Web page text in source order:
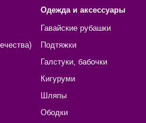
Одежда и аксессуары
Гавайские рубашки
Подтяжки
Галстуки, бабочки
Кигуруми
Шляпы
Ободки